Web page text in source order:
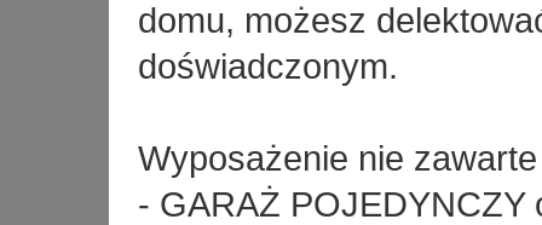
domu, możesz
doświadczonym.
Wyposażenie nie
- GARAŻ POJEDYNCZY